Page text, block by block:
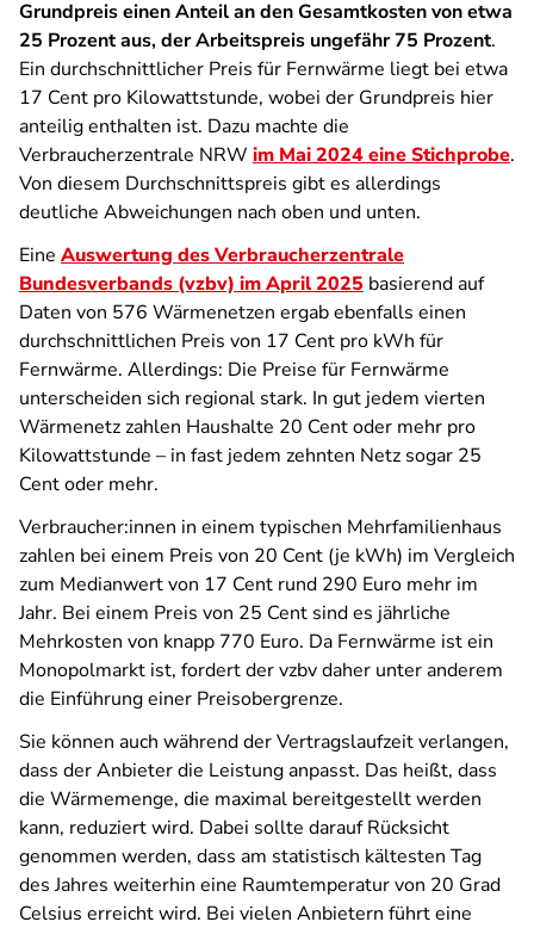
Grundpreis einen Anteil an den Gesamtkosten von etwa
25 Prozent aus, der Arbeitspreis ungefähr 75 Prozent.
Ein durchschnittlicher Preis für Fernwärme liegt bei etwa
17 Cent pro Kilowattstunde, wobei der Grundpreis hier
anteilig enthalten ist. Dazu machte die
Verbraucherzentrale NRW im Mai 2024 eine Stichprobe.
Von diesem Durchschnittspreis gibt es allerdings
deutliche Abweichungen nach oben und unten.
Eine Auswertung des Verbraucherzentrale
Bundesverbands (vzbv) im April 2025 basierend auf
Daten von 576 Wärmenetzen ergab ebenfalls einen
durchschnittlichen Preis von 17 Cent pro kWh für
Fernwärme. Allerdings: Die Preise für Fernwärme
unterscheiden sich regional stark. In gut jedem vierten
Wärmenetz zahlen Haushalte 20 Cent oder mehr pro
Kilowattstunde – in fast jedem zehnten Netz sogar 25
Cent oder mehr.
Verbraucher:innen in einem typischen Mehrfamilienhaus
zahlen bei einem Preis von 20 Cent (je kWh) im Vergleich
zum Medianwert von 17 Cent rund 290 Euro mehr im
Jahr. Bei einem Preis von 25 Cent sind es jährliche
Mehrkosten von knapp 770 Euro. Da Fernwärme ist ein
Monopolmarkt ist, fordert der vzbv daher unter anderem
die Einführung einer Preisobergrenze.
Sie können auch während der Vertragslaufzeit verlangen,
dass der Anbieter die Leistung anpasst. Das heißt, dass
die Wärmemenge, die maximal bereitgestellt werden
kann, reduziert wird. Dabei sollte darauf Rücksicht
genommen werden, dass am statistisch kältesten Tag
des Jahres weiterhin eine Raumtemperatur von 20 Grad
Celsius erreicht wird. Bei vielen Anbietern führt eine